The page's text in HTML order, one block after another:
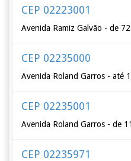
CEP 02223001
Avenida Ramiz Galvão - de
CEP 02235000
Avenida Roland Garros - até
CEP 02235001
Avenida Roland Garros - de
CEP 02235971